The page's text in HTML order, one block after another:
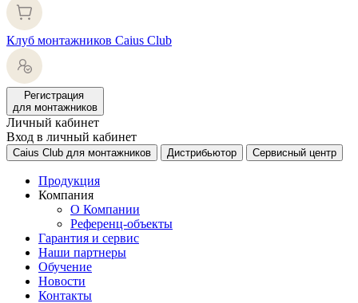
Клуб монтажников Caius Club
Регистрация
для монтажников
Личный кабинет
Вход в личный кабинет
Caius Club для монтажников Дистрибьютор Сервисный центр
Продукция
Компания
О Компании
Референц-объекты
Гарантия и сервис
Наши партнеры
Обучение
Новости
Контакты